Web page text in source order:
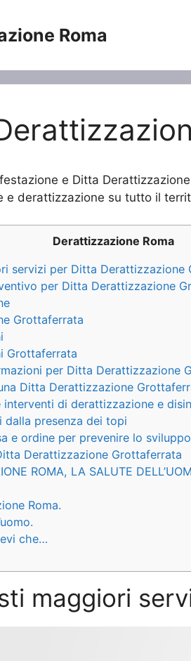
Roma
e Ditta
e derattizzazione su tutto il
Derattizzazione Roma
servizi per Ditta Derattizzazione
per Ditta Derattizzazione
Grottaferrata
Grottaferrata
per Ditta Derattizzazione
Ditta Derattizzazione
interventi di derattizzazione e
dalla presenza dei topi
e ordine per prevenire lo
Derattizzazione Grottaferrata
ROMA, LA SALUTE
Roma.
che…
maggiori